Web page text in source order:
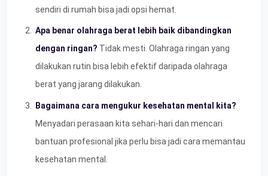
sendiri di rumah bisa jadi opsi hemat.
Apa benar olahraga berat lebih baik dibandingkan
dengan ringan? Tidak mesti. Olahraga ringan yang
dilakukan rutin bisa lebih efektif daripada olahraga
berat yang jarang dilakukan.
Bagaimana cara mengukur kesehatan mental kita?
Menyadari perasaan kita sehari-hari dan mencari
bantuan profesional jika perlu bisa jadi cara memantau
kesehatan mental.